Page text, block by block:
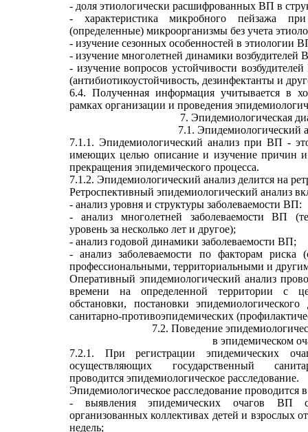
- доля этиологически расшифрованных ВП в
- характеристика микробного пейзажа
(определенные) микроорганизмы без учета
- изучение сезонных особенностей в этиологии
- изучение многолетней динамики возбудителей
- изучение вопросов устойчивости
(антибиотикоустойчивость, дезинфектанты и
6.4. Полученная информация учитывается в
рамках организации и проведения
7. Эпидемиологическая
7.1. Эпидемиологический
7.1.1. Эпидемиологический анализ при ВП -
имеющих целью описание и изучение причин и
прекращения эпидемического процесса.
7.1.2. Эпидемиологический анализ делится на
Ретроспективный эпидемиологический анализ
- анализ уровня и структуры заболеваемости ВП:
- анализ многолетней заболеваемости ВП
уровень за несколько лет и другое);
- анализ годовой динамики заболеваемости ВП;
- анализ заболеваемости по факторам риска
профессиональными, территориальными и
Оперативный эпидемиологический анализ
времени на определенной территории с
обстановки, постановки
санитарно-противоэпидемических
7.2. Поведение
в эпидемическом
7.2.1. При регистрации эпидемических
осуществляющих государственный
проводится эпидемиологическое расследование.
Эпидемиологическое расследование проводится
- выявления эпидемических очагов ВП
организованных коллективах детей и взрослых
недель;